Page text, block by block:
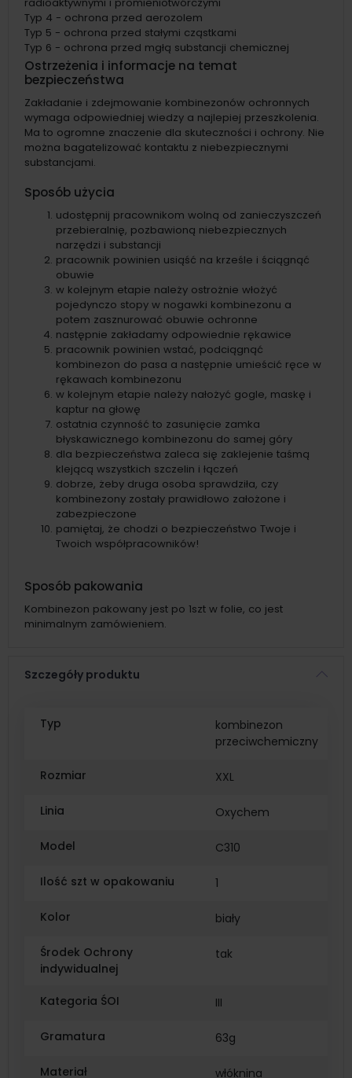
radioaktywnymi i promieniotwórczymi
Typ 4 - ochrona przed aerozolem
Typ 5 - ochrona przed stałymi cząstkami
Typ 6 - ochrona przed mgłą substancji chemicznej
Ostrzeżenia i informacje na temat
bezpieczeństwa
Zakładanie i zdejmowanie kombinezonów ochronnych
wymaga odpowiedniej wiedzy a najlepiej przeszkolenia.
Ma to ogromne znaczenie dla skuteczności i ochrony. Nie
można bagatelizować kontaktu z niebezpiecznymi
substancjami.
Sposób użycia
udostępnij pracownikom wolną od zanieczyszczeń
przebieralnię, pozbawioną niebezpiecznych
narzędzi i substancji
pracownik powinien usiąść na krześle i ściągnąć
obuwie
w kolejnym etapie należy ostrożnie włożyć
pojedynczo stopy w nogawki kombinezonu a
potem zasznurować obuwie ochronne
następnie zakładamy odpowiednie rękawice
pracownik powinien wstać, podciągnąć
kombinezon do pasa a następnie umieścić ręce w
rękawach kombinezonu
w kolejnym etapie należy nałożyć gogle, maskę i
kaptur na głowę
ostatnia czynność to zasunięcie zamka
błyskawicznego kombinezonu do samej góry
dla bezpieczeństwa zaleca się zaklejenie taśmą
klejącą wszystkich szczelin i łączeń
dobrze, żeby druga osoba sprawdziła, czy
kombinezony zostały prawidłowo założone i
zabezpieczone
pamiętaj, że chodzi o bezpieczeństwo Twoje i
Twoich współpracowników!
Sposób pakowania
Kombinezon pakowany jest po 1szt w folie, co jest
minimalnym zamówieniem.
Szczegóły produktu
Typ
kombinezon
przeciwchemiczny
Rozmiar XXL
Linia Oxychem
Model C310
Ilość szt w opakowaniu 1
Kolor biały
Środek Ochrony
indywidualnej
tak
Kategoria ŚOI III
Gramatura 63g
Materiał
włóknina